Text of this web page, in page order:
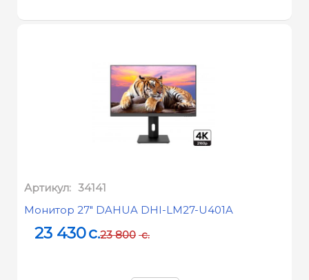
Артикул: 34141
Монитор 27" DAHUA DHI-LM27-U401A
23 430c.23 800 c.